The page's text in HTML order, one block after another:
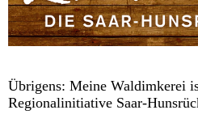
Übrigens: Meine Waldimkerei
Regionalinitiative Saar-